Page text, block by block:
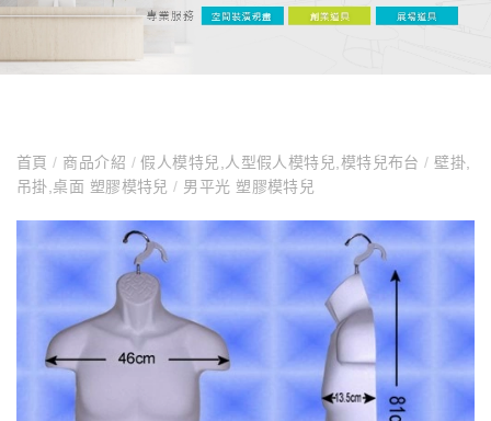
首頁/ 商品介紹 /假人模特兒,人型假人模特兒,模特兒布台/ 壁掛,
吊掛,桌面 塑膠模特兒/ 男平光 塑膠模特兒